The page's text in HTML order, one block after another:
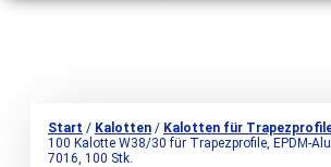
Start / Kalotten / Kalotten für
100 Kalotte W38/30 für Trapezprofile, EPDM-
7016, 100 Stk.